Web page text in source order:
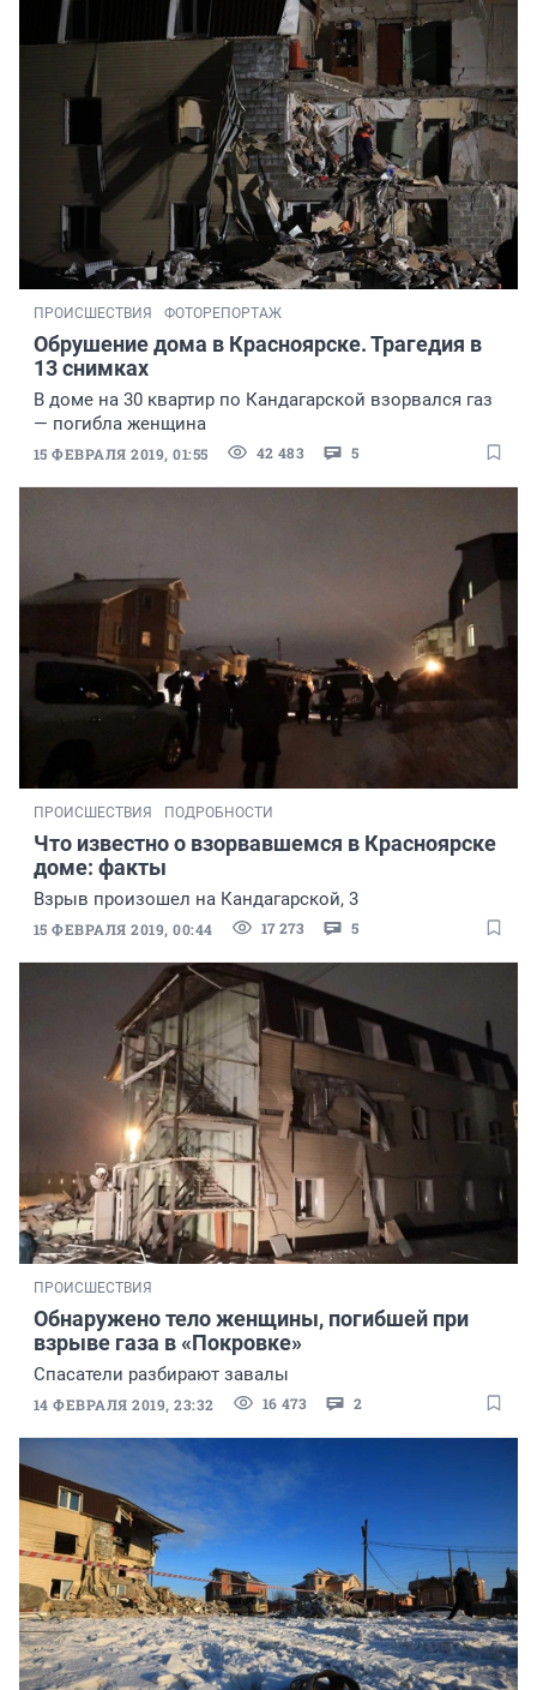
ПРОИСШЕСТВИЯ ФОТОРЕПОРТАЖ
Обрушение дома в Красноярске. Трагедия в
13 снимках
В доме на 30 квартир по Кандагарской взорвался газ
— погибла женщина
15 ФЕВРАЛЯ 2019, 01:55 42 483 5
ПРОИСШЕСТВИЯ ПОДРОБНОСТИ
Что известно о взорвавшемся в Красноярске
доме: факты
Взрыв произошел на Кандагарской, 3
15 ФЕВРАЛЯ 2019, 00:44 17 273 5
ПРОИСШЕСТВИЯ
Обнаружено тело женщины, погибшей при
взрыве газа в «Покровке»
Спасатели разбирают завалы
14 ФЕВРАЛЯ 2019, 23:32 16 473 2